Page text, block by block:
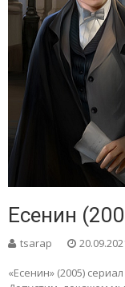
Есенин
tsarap
«Есенин» (2005)